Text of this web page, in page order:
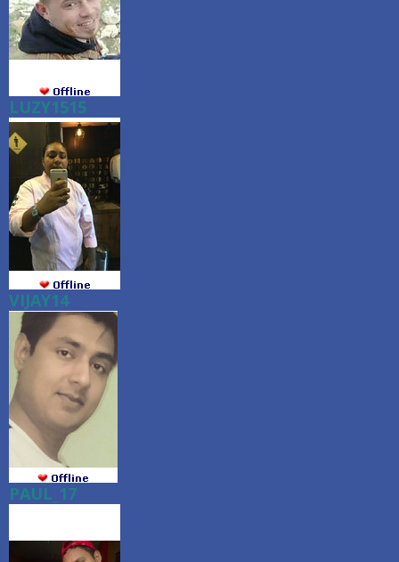
LUZY1515
VIJAY14
PAUL_17